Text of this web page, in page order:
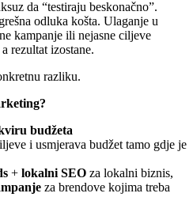
da “testiraju beskonačno”.
odluka košta. Ulaganje u
kampanje ili nejasne ciljeve
rezultat izostane.
razliku.
budžeta
i usmjerava budžet tamo gdje je
+ lokalni SEO za lokalni biznis,
za brendove kojima treba